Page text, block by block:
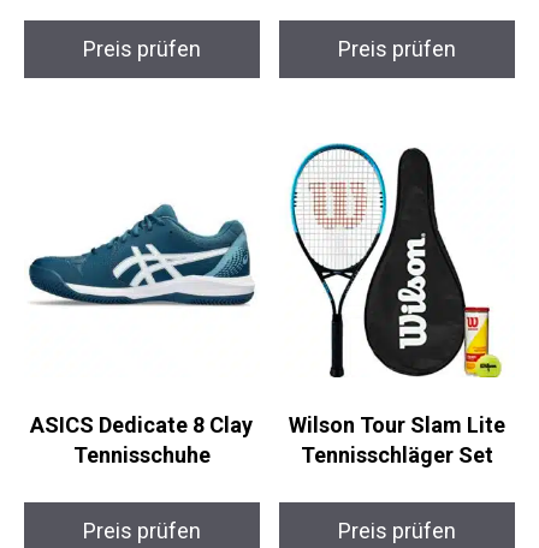
Preis prüfen Preis prüfen
ASICS Dedicate 8 Clay
Tennisschuhe
Preis prüfen
Wilson Tour Slam Lite
Tennisschläger Set
Preis prüfen